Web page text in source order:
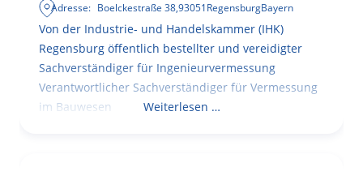
Adresse: Boelckestraße 38,93051RegensburgBayern
Von der Industrie- und Handelskammer (IHK)
Regensburg öffentlich bestellter und vereidigter
Sachverständiger für Ingenieurvermessung
Verantwortlicher Sachverständiger für Vermessung
im Bauwesen
Weiterlesen …